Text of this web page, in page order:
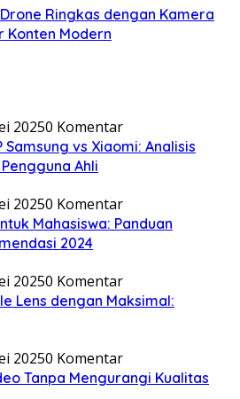
Ringkas dengan Kamera
Konten Modern
20250 Komentar
Samsung vs Xiaomi: Analisis
Ahli
20250 Komentar
Mahasiswa: Panduan
2024
20250 Komentar
Lens dengan Maksimal:
20250 Komentar
Tanpa Mengurangi Kualitas